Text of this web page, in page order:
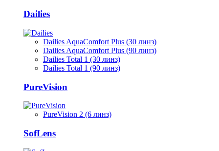
Dailies
Dailies AquaComfort Plus (30 линз)
Dailies AquaComfort Plus (90 линз)
Dailies Total 1 (30 линз)
Dailies Total 1 (90 линз)
PureVision
PureVision 2 (6 линз)
SofLens